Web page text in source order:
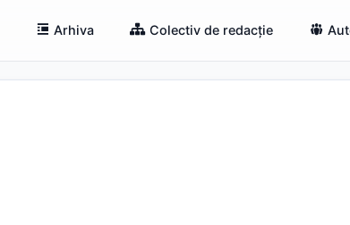
Arhiva Colectiv de redacție